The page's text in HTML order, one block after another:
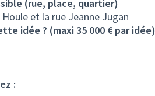
(rue, place, quartier)
et la rue Jeanne Jugan
idée ? (maxi 35 000 € par idée)
: